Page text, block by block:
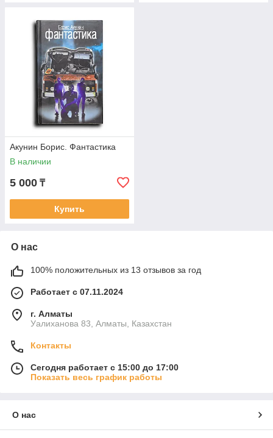
Акунин Борис. Фантастика
В наличии
5 000 ₸
Купить
О нас
100% положительных из 13 отзывов за год
Работает с 07.11.2024
г. Алматы
Уалиханова 83, Алматы, Казахстан
Контакты
Сегодня работает с 15:00 до 17:00
Показать весь график работы
О нас